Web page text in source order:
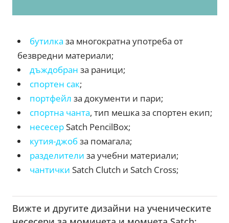
бутилка за многократна употреба от
безвредни материали;
дъждобран за раници;
спортен сак;
портфейл за документи и пари;
спортна чанта, тип мешка за спортен екип;
несесерSatch PencilBox;
кутия-джобза помагала;
разделителиза учебни материали;
чантички Satch Clutch и Satch Cross;
Вижте и другите дизайни на ученическите